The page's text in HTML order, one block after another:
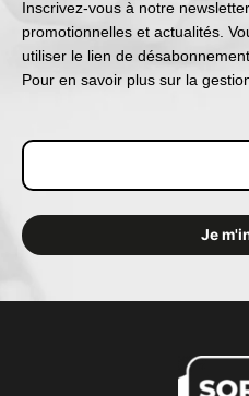
Inscrivez-vous à notre
promotionnelles et actualités.
utiliser le lien de
Pour en savoir plus sur la